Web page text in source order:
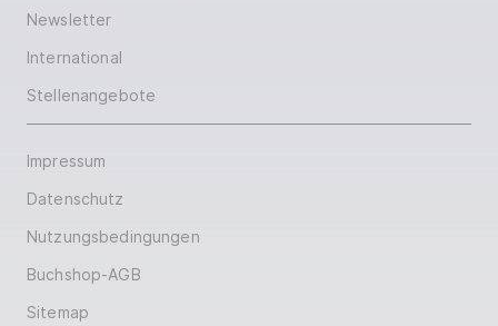
Newsletter
International
Stellenangebote
Impressum
Datenschutz
Nutzungsbedingungen
Buchshop-AGB
Sitemap